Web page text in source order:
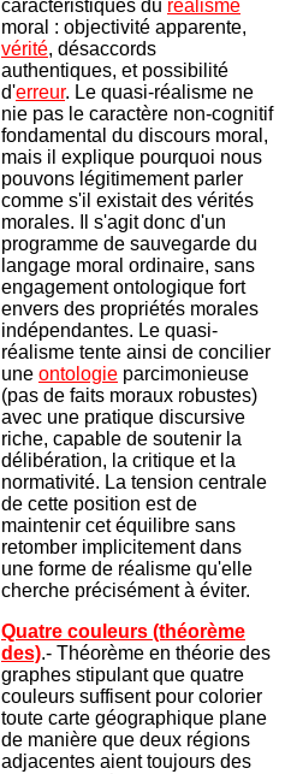
caractéristiques du réalisme
moral : objectivité apparente,
vérité, désaccords
authentiques, et possibilité
d'erreur. Le quasi-réalisme ne
nie pas le caractère non-cognitif
fondamental du discours moral,
mais il explique pourquoi nous
pouvons légitimement parler
comme s'il existait des vérités
morales. Il s'agit donc d'un
programme de sauvegarde du
langage moral ordinaire, sans
engagement ontologique fort
envers des propriétés morales
indépendantes. Le quasi-
réalisme tente ainsi de concilier
une ontologie parcimonieuse
(pas de faits moraux robustes)
avec une pratique discursive
riche, capable de soutenir la
délibération, la critique et la
normativité. La tension centrale
de cette position est de
maintenir cet équilibre sans
retomber implicitement dans
une forme de réalisme qu'elle
cherche précisément à éviter.
Quatre couleurs (théorème
des).- Théorème en théorie des
graphes stipulant que quatre
couleurs suffisent pour colorier
toute carte géographique plane
de manière que deux régions
adjacentes aient toujours des